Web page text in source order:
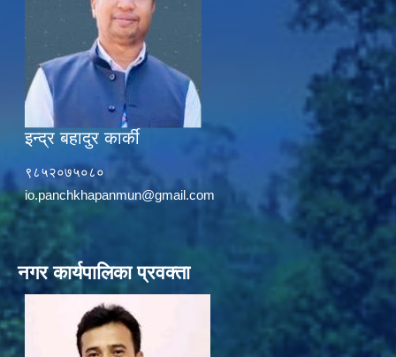
इन्द्र बहादुर कार्की
९८५२०७५०८०
io.panchkhapanmun@gmail.com
नगर कार्यपालिका प्रवक्ता